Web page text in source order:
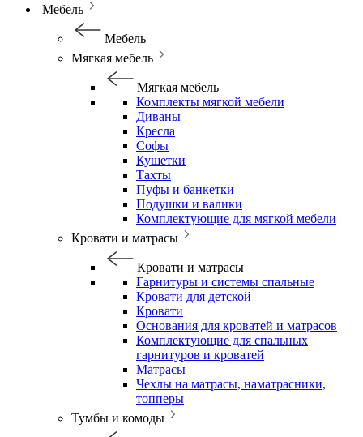
Мебель
Мебель
Мягкая мебель
Мягкая мебель
Комплекты мягкой мебели
Диваны
Кресла
Софы
Кушетки
Тахты
Пуфы и банкетки
Подушки и валики
Комплектующие для мягкой мебели
Кровати и матрасы
Кровати и матрасы
Гарнитуры и системы спальные
Кровати для детской
Кровати
Основания для кроватей и матрасов
Комплектующие для спальных
гарнитуров и кроватей
Матрасы
Чехлы на матрасы, наматрасники,
топперы
Тумбы и комоды